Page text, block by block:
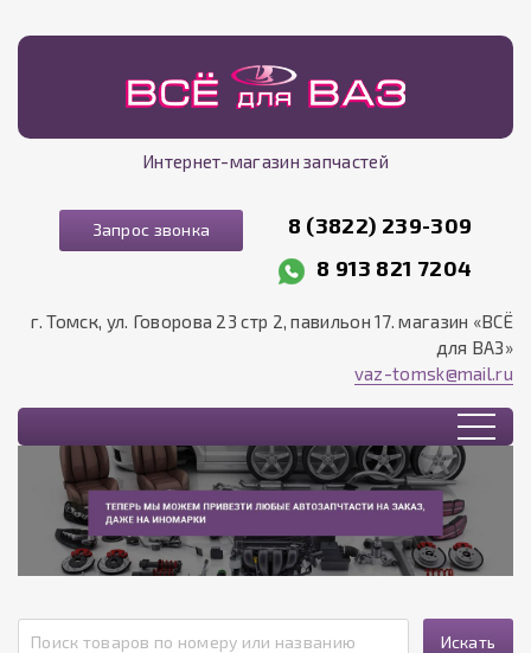
Интернет-магазин запчастей
Запрос звонка
8 (3822) 239-309
8 913 821 7204
г. Томск, ул. Говорова 23 стр 2, павильон 17. магазин «ВСЁ
для ВАЗ»
vaz-tomsk@mail.ru
Искать